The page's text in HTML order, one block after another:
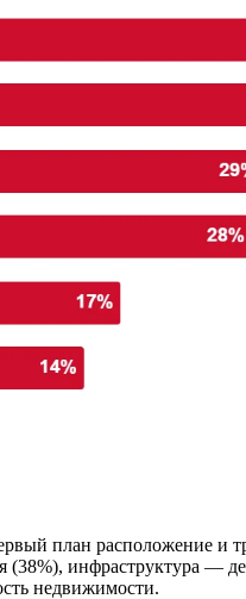
план расположение и
(38%), инфраструктура —
недвижимости.